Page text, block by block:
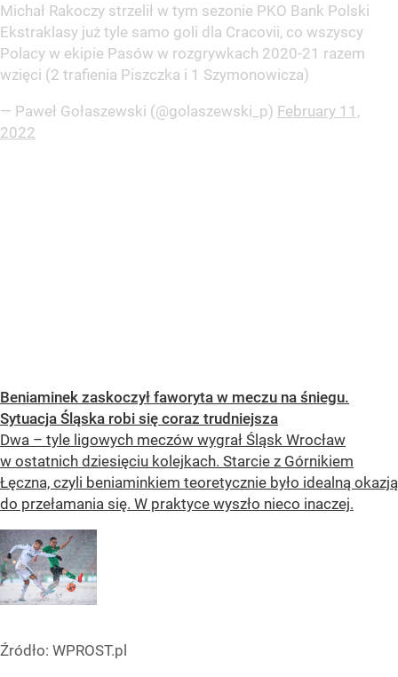
Michał Rakoczy strzelił w tym sezonie PKO Bank Polski
Ekstraklasy już tyle samo goli dla Cracovii, co wszyscy
Polacy w ekipie Pasów w rozgrywkach 2020-21 razem
wzięci (2 trafienia Piszczka i 1 Szymonowicza)
— Paweł Gołaszewski (@golaszewski_p) February 11,
2022
Beniaminek zaskoczył faworyta w meczu na śniegu.
Sytuacja Śląska robi się coraz trudniejsza
Dwa – tyle ligowych meczów wygrał Śląsk Wrocław
w ostatnich dziesięciu kolejkach. Starcie z Górnikiem
Łęczna, czyli beniaminkiem teoretycznie było idealną okazją
do przełamania się. W praktyce wyszło nieco inaczej.
Źródło: WPROST.pl